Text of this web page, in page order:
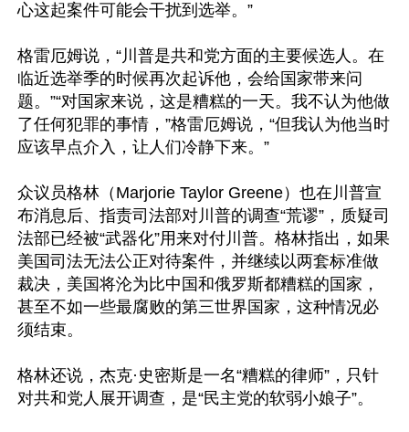
心这起案件可能会干扰到选举。”
格雷厄姆说，“川普是共和党方面的主要候选人。在
临近选举季的时候再次起诉他，会给国家带来问
题。”“对国家来说，这是糟糕的一天。我不认为他做
了任何犯罪的事情，”格雷厄姆说，“但我认为他当时
应该早点介入，让人们冷静下来。”
众议员格林（Marjorie Taylor Greene）也在川普宣
布消息后、指责司法部对川普的调查“荒谬”，质疑司
法部已经被“武器化”用来对付川普。格林指出，如果
美国司法无法公正对待案件，并继续以两套标准做
裁决，美国将沦为比中国和俄罗斯都糟糕的国家，
甚至不如一些最腐败的第三世界国家，这种情况必
须结束。
格林还说，杰克·史密斯是一名“糟糕的律师”，只针
对共和党人展开调查，是“民主党的软弱小娘子”。